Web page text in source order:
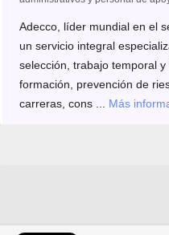
Adecco, líder mundial en el
un servicio integral
selección, trabajo temporal
formación, prevención de
carreras, cons ... Más